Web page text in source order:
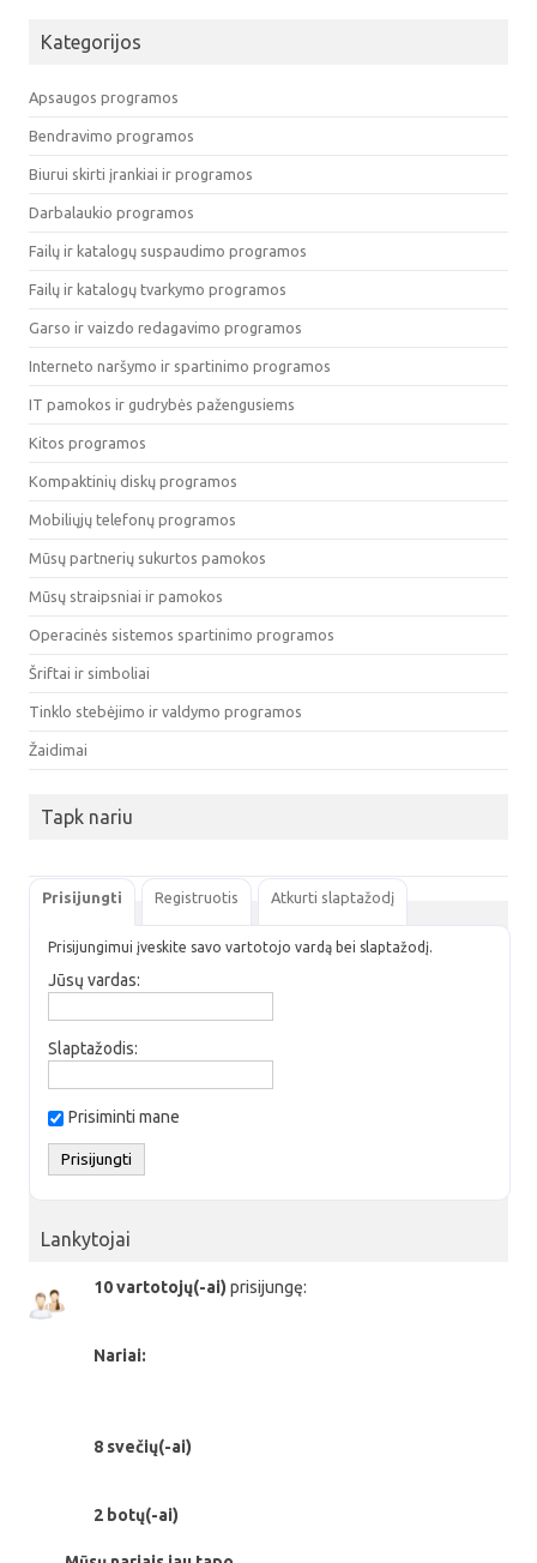
Kategorijos
Apsaugos programos
Bendravimo programos
Biurui skirti įrankiai ir programos
Darbalaukio programos
Failų ir katalogų suspaudimo programos
Failų ir katalogų tvarkymo programos
Garso ir vaizdo redagavimo programos
Interneto naršymo ir spartinimo programos
IT pamokos ir gudrybės pažengusiems
Kitos programos
Kompaktinių diskų programos
Mobiliųjų telefonų programos
Mūsų partnerių sukurtos pamokos
Mūsų straipsniai ir pamokos
Operacinės sistemos spartinimo programos
Šriftai ir simboliai
Tinklo stebėjimo ir valdymo programos
Žaidimai
Tapk nariu
Prisijungti Registruotis Atkurti slaptažodį
Prisijungimui įveskite savo vartotojo vardą bei slaptažodį.
Jūsų vardas:
Slaptažodis:
Prisiminti mane
Lankytojai
10 vartotojų(-ai) prisijungę:
Nariai:
8 svečių(-ai)
2 botų(-ai)